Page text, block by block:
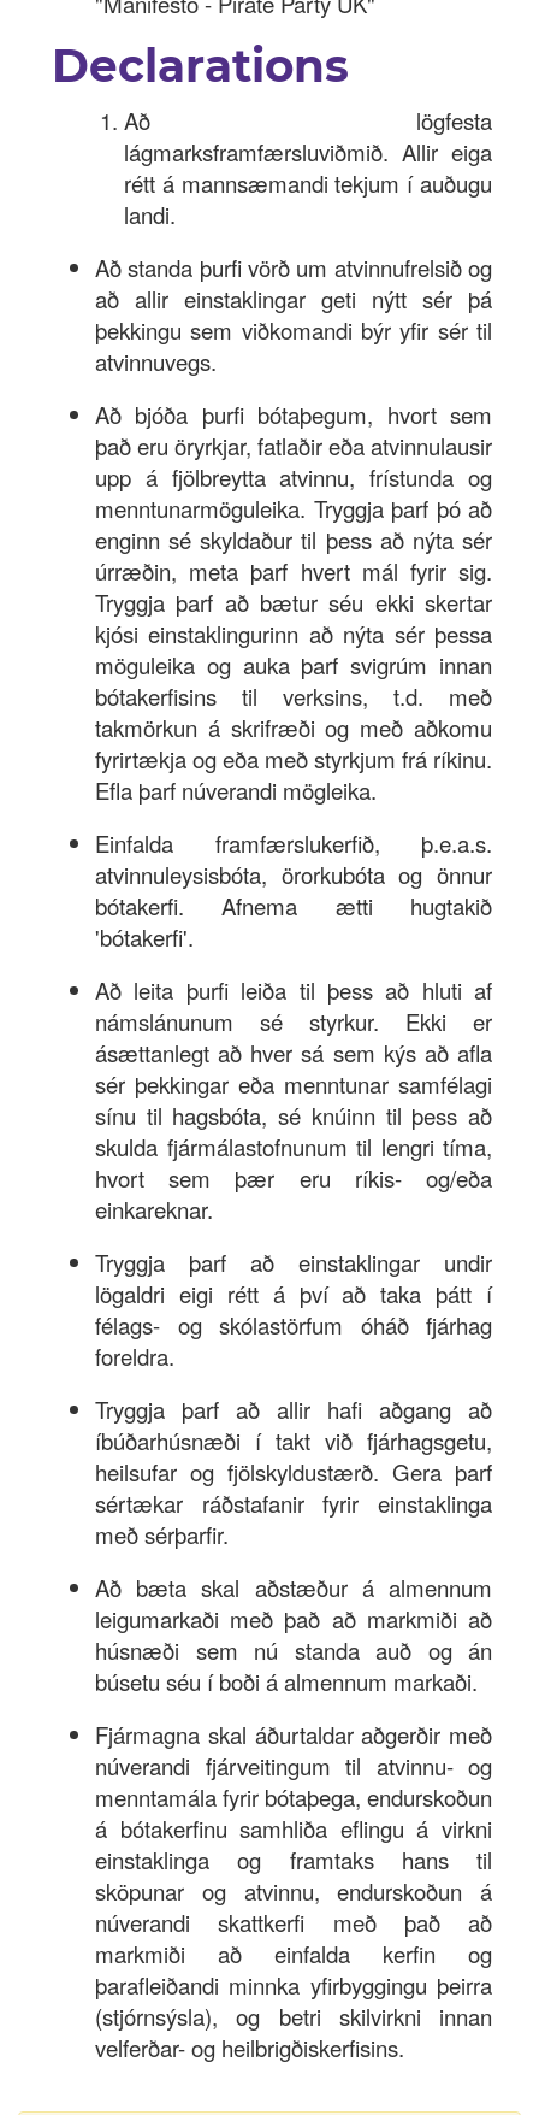
Declarations
Að lögfesta
lágmarksframfærsluviðmið. Allir eiga
rétt á mannsæmandi tekjum í auðugu
landi.
Að standa þurfi vörð um atvinnufrelsið og
að allir einstaklingar geti nýtt sér þá
þekkingu sem viðkomandi býr yfir sér til
atvinnuvegs.
Að bjóða þurfi bótaþegum, hvort sem
það eru öryrkjar, fatlaðir eða atvinnulausir
upp á fjölbreytta atvinnu, frístunda og
menntunarmöguleika. Tryggja þarf þó að
enginn sé skyldaður til þess að nýta sér
úrræðin, meta þarf hvert mál fyrir sig.
Tryggja þarf að bætur séu ekki skertar
kjósi einstaklingurinn að nýta sér þessa
möguleika og auka þarf svigrúm innan
bótakerfisins til verksins, t.d. með
takmörkun á skrifræði og með aðkomu
fyrirtækja og eða með styrkjum frá ríkinu.
Efla þarf núverandi mögleika.
Einfalda framfærslukerfið, þ.e.a.s.
atvinnuleysisbóta, örorkubóta og önnur
bótakerfi. Afnema ætti hugtakið
'bótakerfi'.
Að leita þurfi leiða til þess að hluti af
námslánunum sé styrkur. Ekki er
ásættanlegt að hver sá sem kýs að afla
sér þekkingar eða menntunar samfélagi
sínu til hagsbóta, sé knúinn til þess að
skulda fjármálastofnunum til lengri tíma,
hvort sem þær eru ríkis- og/eða
einkareknar.
Tryggja þarf að einstaklingar undir
lögaldri eigi rétt á því að taka þátt í
félags- og skólastörfum óháð fjárhag
foreldra.
Tryggja þarf að allir hafi aðgang að
íbúðarhúsnæði í takt við fjárhagsgetu,
heilsufar og fjölskyldustærð. Gera þarf
sértækar ráðstafanir fyrir einstaklinga
með sérþarfir.
Að bæta skal aðstæður á almennum
leigumarkaði með það að markmiði að
húsnæði sem nú standa auð og án
búsetu séu í boði á almennum markaði.
Fjármagna skal áðurtaldar aðgerðir með
núverandi fjárveitingum til atvinnu- og
menntamála fyrir bótaþega, endurskoðun
á bótakerfinu samhliða eflingu á virkni
einstaklinga og framtaks hans til
sköpunar og atvinnu, endurskoðun á
núverandi skattkerfi með það að
markmiði að einfalda kerfin og
þarafleiðandi minnka yfirbyggingu þeirra
(stjórnsýsla), og betri skilvirkni innan
velferðar- og heilbrigðiskerfisins.